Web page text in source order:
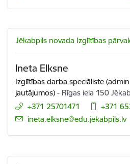
Jēkabpils novada Izglītības
Ineta Elksne
Izglītības darba speciāliste
jautājumos) - Rīgas iela 150
+371 25701471
+371
E-pasts:
ineta.elksne@edu.jekabpils.lv